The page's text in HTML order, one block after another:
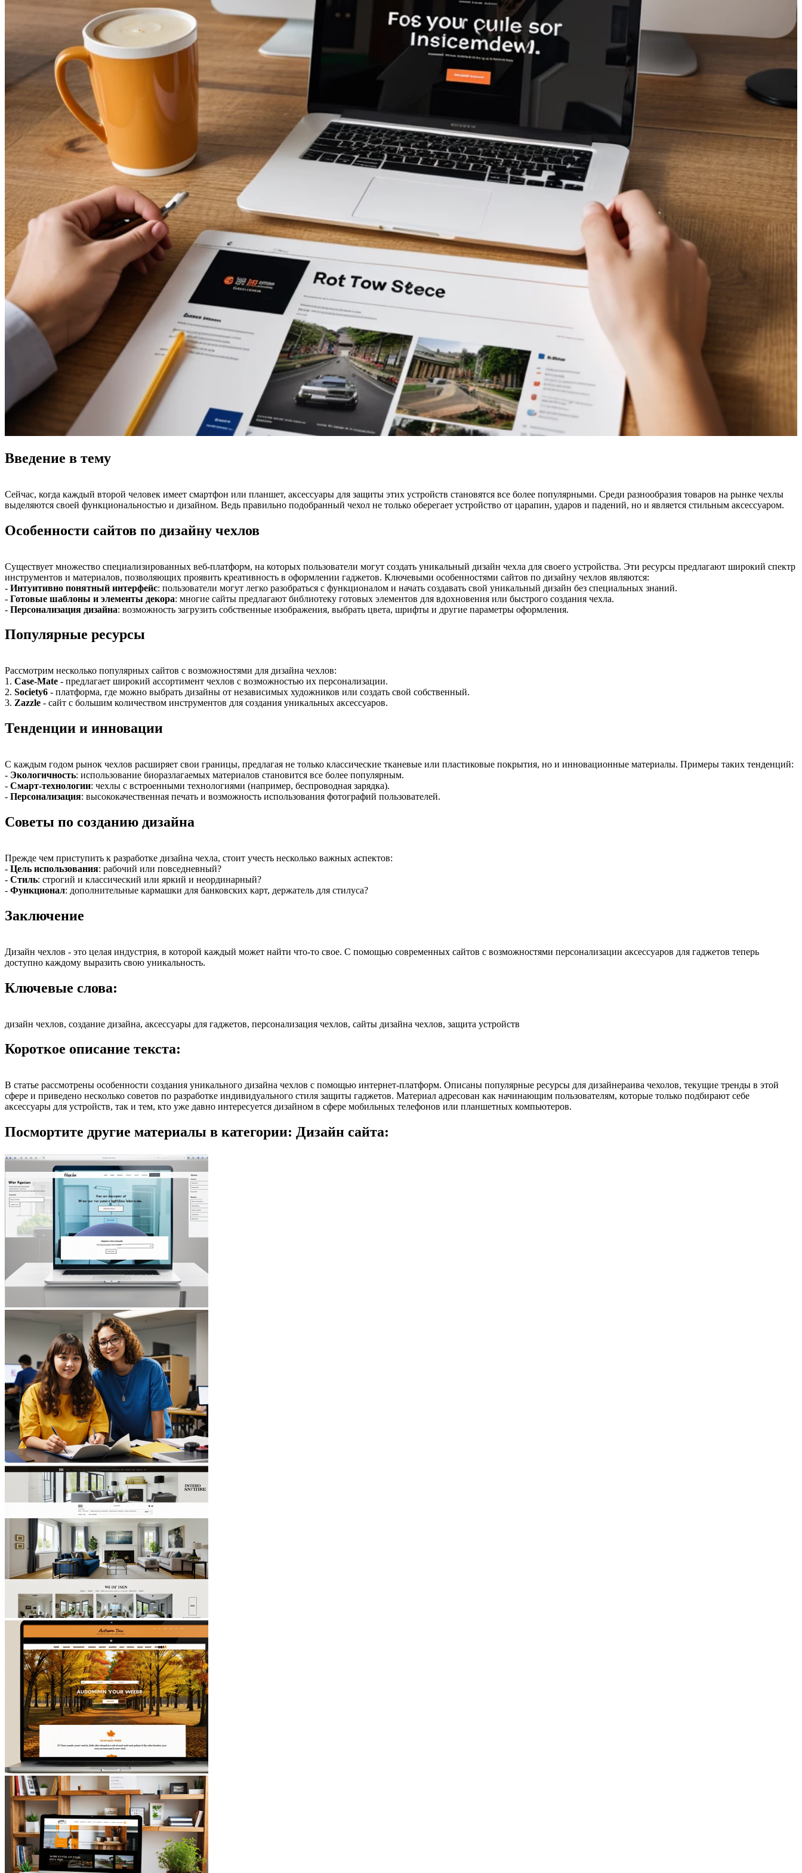
Введение в тему
Сейчас, когда каждый второй человек имеет смартфон или планшет, аксессуары для защиты этих устройств становятся все более популярными. Среди разнообразия товаров на рынке чехлы
выделяются своей функциональностью и дизайном. Ведь правильно подобранный чехол не только оберегает устройство от царапин, ударов и падений, но и является стильным аксессуаром.
Особенности сайтов по дизайну чехлов
Существует множество специализированных веб-платформ, на которых пользователи могут создать уникальный дизайн чехла для своего устройства. Эти ресурсы предлагают широкий спектр
инструментов и материалов, позволяющих проявить креативность в оформлении гаджетов. Ключевыми особенностями сайтов по дизайну чехлов являются:
- Интуитивно понятный интерфейс: пользователи могут легко разобраться с функционалом и начать создавать свой уникальный дизайн без специальных знаний.
- Готовые шаблоны и элементы декора: многие сайты предлагают библиотеку готовых элементов для вдохновения или быстрого создания чехла.
- Персонализация дизайна: возможность загрузить собственные изображения, выбрать цвета, шрифты и другие параметры оформления.
Популярные ресурсы
Рассмотрим несколько популярных сайтов с возможностями для дизайна чехлов:
1. Case-Mate - предлагает широкий ассортимент чехлов с возможностью их персонализации.
2. Society6 - платформа, где можно выбрать дизайны от независимых художников или создать свой собственный.
3. Zazzle - сайт с большим количеством инструментов для создания уникальных аксессуаров.
Тенденции и инновации
С каждым годом рынок чехлов расширяет свои границы, предлагая не только классические тканевые или пластиковые покрытия, но и инновационные материалы. Примеры таких тенденций:
- Экологичность: использование биоразлагаемых материалов становится все более популярным.
- Смарт-технологии: чехлы с встроенными технологиями (например, беспроводная зарядка).
- Персонализация: высококачественная печать и возможность использования фотографий пользователей.
Советы по созданию дизайна
Прежде чем приступить к разработке дизайна чехла, стоит учесть несколько важных аспектов:
- Цель использования: рабочий или повседневный?
- Стиль: строгий и классический или яркий и неординарный?
- Функционал: дополнительные кармашки для банковских карт, держатель для стилуса?
Заключение
Дизайн чехлов - это целая индустрия, в которой каждый может найти что-то свое. С помощью современных сайтов с возможностями персонализации аксессуаров для гаджетов теперь
доступно каждому выразить свою уникальность.
Ключевые слова:
дизайн чехлов, создание дизайна, аксессуары для гаджетов, персонализация чехлов, сайты дизайна чехлов, защита устройств
Короткое описание текста:
В статье рассмотрены особенности создания уникального дизайна чехлов с помощью интернет-платформ. Описаны популярные ресурсы для дизайнераива чехолов, текущие тренды в этой
сфере и приведено несколько советов по разработке индивидуального стиля защиты гаджетов. Материал адресован как начинающим пользователям, которые только подбирают себе
аксессуары для устройств, так и тем, кто уже давно интересуется дизайном в сфере мобильных телефонов или планшетных компьютеров.
Посмортите другие материалы в категории: Дизайн сайта: